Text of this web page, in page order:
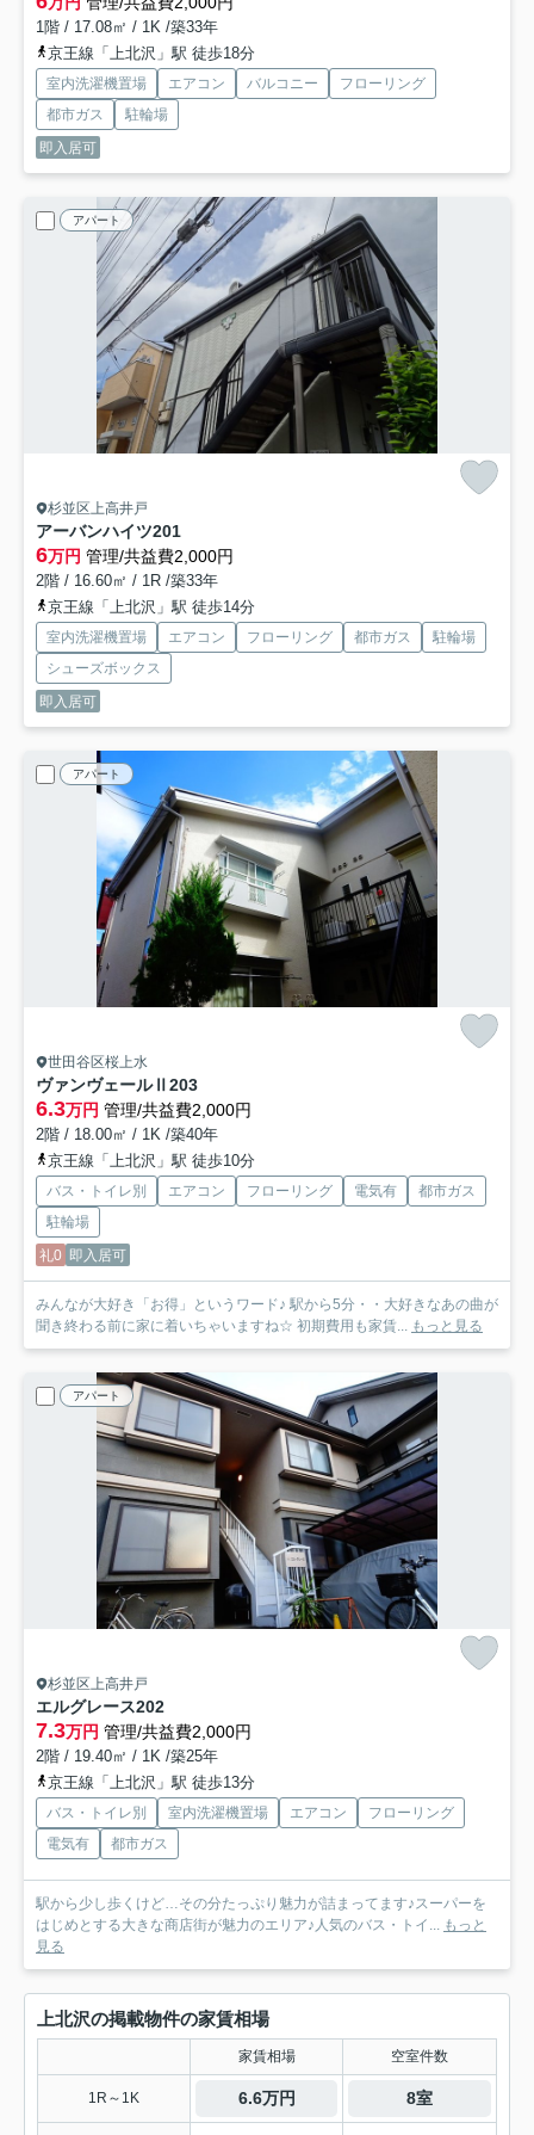
1階 / 17.08㎡ / 1K /築33年
京王線「上北沢」駅 徒歩18分
室内洗濯機置場 エアコン バルコニー
フローリング
都市ガス
駐輪場
即入居可
アパート
杉並区上高井戸
アーバンハイツ201
6万円 管理/共益費2,000円
2階 / 16.60㎡ / 1R /築33年
京王線「上北沢」駅 徒歩14分
室内洗濯機置場 エアコン フローリング 都市ガス
駐輪場
シューズボックス
即入居可
アパート
世田谷区桜上水
ヴァンヴェールⅡ 203
6.3万円 管理/共益費2,000円
2階 / 18.00㎡ / 1K /築40年
京王線「上北沢」駅 徒歩10分
バス・トイレ別 エアコン フローリング 電気有
都市ガス
駐輪場
礼0 即入居可
みんなが大好き「お得」というワード♪ 駅から5分・・大好きなあの曲が
聞き終わる前に家に着いちゃいますね☆ 初期費用も家賃... もっと見る
アパート
杉並区上高井戸
エルグレース202
7.3万円 管理/共益費2,000円
2階 / 19.40㎡ / 1K /築25年
京王線「上北沢」駅 徒歩13分
バス・トイレ別 室内洗濯機置場 エアコン
フローリング
電気有
都市ガス
駅から少し歩くけど…その分たっぷり魅力が詰まってます♪スーパーを
はじめとする大きな商店街が魅力のエリア♪人気のバス・トイ... もっと
見る
上北沢の掲載物件の家賃相場
家賃相場 空室件数
1R～1K 6.6万円 8室